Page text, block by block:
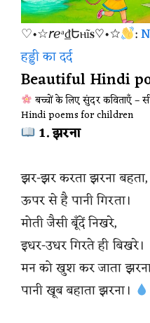
♡•☆𝘳ℯᵃ₫Եⲏĩ𝐬♡•☆ :
हड्डी का दर्द
Beautiful Hindi
बच्चों के लिए सुंदर कविताएँ –
Hindi poems for children
1. झरना
झर-झर करता झरना बहता,
ऊपर से है पानी गिरता।
मोती जैसी बूँदें निखरे,
इधर-उधर गिरते ही बिखरे।
मन को खुश कर जाता
पानी खूब बहाता झरना।